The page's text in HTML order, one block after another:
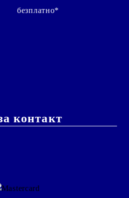
безплатно*
контакт